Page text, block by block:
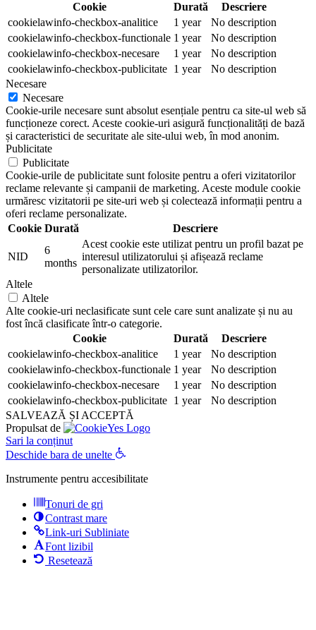
Cookie
Durată
Descriere
cookielawinfo-checkbox-analitice
1 year
No description
cookielawinfo-checkbox-functionale 1 year
No description
cookielawinfo-checkbox-necesare
1 year
No description
cookielawinfo-checkbox-publicitate 1 year
No description
Necesare
Necesare
Cookie-urile necesare sunt absolut esențiale pentru ca site-ul web să
funcționeze corect. Aceste cookie-uri asigură funcționalități de bază
și caracteristici de securitate ale site-ului web, în mod anonim.
Publicitate
Publicitate
Cookie-urile de publicitate sunt folosite pentru a oferi vizitatorilor
reclame relevante și campanii de marketing. Aceste module cookie
urmăresc vizitatorii pe site-uri web și colectează informații pentru a
oferi reclame personalizate.
Cookie Durată Descriere
NID
6
months
Acest cookie este utilizat pentru un profil bazat pe
interesul utilizatorului și afișează reclame
personalizate utilizatorilor.
Altele
Altele
Alte cookie-uri neclasificate sunt cele care sunt analizate și nu au
fost încă clasificate într-o categorie.
Cookie
Durată
Descriere
cookielawinfo-checkbox-analitice
1 year
No description
cookielawinfo-checkbox-functionale 1 year
No description
cookielawinfo-checkbox-necesare
1 year
No description
cookielawinfo-checkbox-publicitate 1 year
No description
SALVEAZĂ ȘI ACCEPTĂ
Propulsat de
Sari la conținut
Deschide bara de unelte
Instrumente pentru accesibilitate
Tonuri de gri
Contrast mare
Link-uri Subliniate
Font lizibil
Resetează